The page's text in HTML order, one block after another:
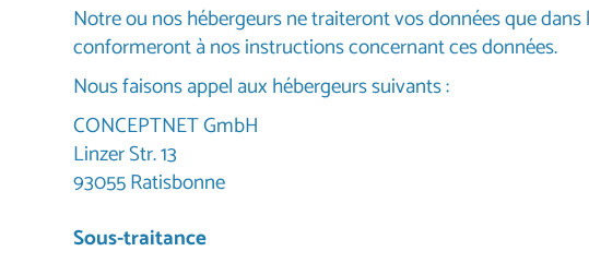
Notre ou nos hébergeurs ne traiteront vos données que
conformeront à nos instructions concernant ces données.
Nous faisons appel aux hébergeurs suivants :
CONCEPTNET GmbH
Linzer Str. 13
93055 Ratisbonne
Sous-traitance